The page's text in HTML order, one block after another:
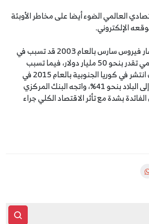
العالمي الضوء أيضا على مخاطر الأوبئة
الإلكتروني.
ويقول التقرير إن انتشار فيروس سارس بالعام 2003 قد تسبب في
خسائر للاقتصاد العالمي تقدر بنحو 50 مليار دولار، فيما تسبب
فيروس "ميرس" الذي انتشر في كوريا الجنوبية بالعام 2015 في
تراجع حركة السياحة إلى البلاد بنحو 41%، واتجه البنك المركزي
بشدة مع تأثر الاقتصاد الكلي جراء